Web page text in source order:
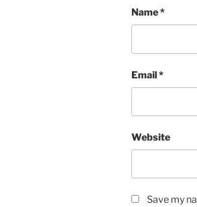
Name*
Email*
Website
Save my